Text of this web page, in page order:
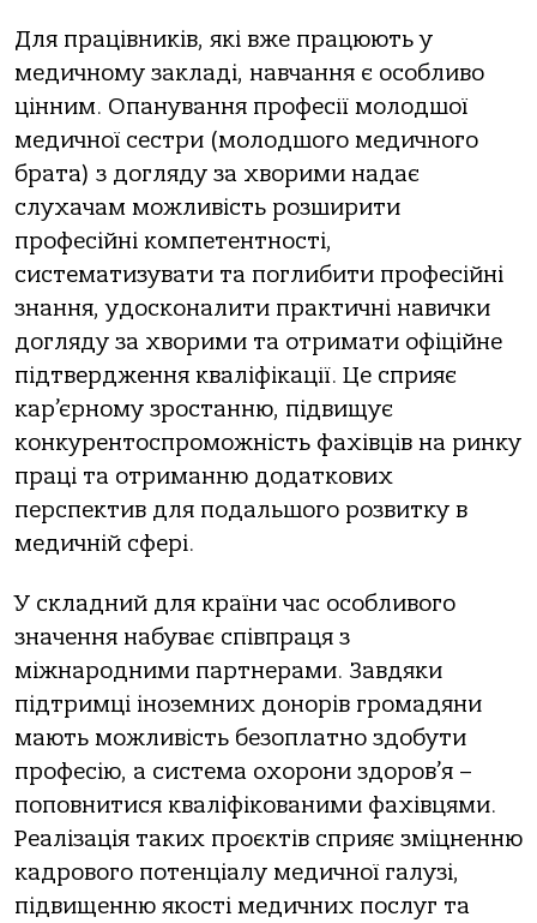
Для працівників, які вже працюють у
медичному закладі, навчання є особливо
цінним. Опанування професії молодшої
медичної сестри (молодшого медичного
брата) з догляду за хворими надає
слухачам можливість розширити
професійні компетентності,
систематизувати та поглибити професійні
знання, удосконалити практичні навички
догляду за хворими та отримати офіційне
підтвердження кваліфікації. Це сприяє
кар’єрному зростанню, підвищує
конкурентоспроможність фахівців на ринку
праці та отриманню додаткових
перспектив для подальшого розвитку в
медичній сфері.
У складний для країни час особливого
значення набуває співпраця з
міжнародними партнерами. Завдяки
підтримці іноземних донорів громадяни
мають можливість безоплатно здобути
професію, а система охорони здоров’я –
поповнитися кваліфікованими фахівцями.
Реалізація таких проєктів сприяє зміцненню
кадрового потенціалу медичної галузі,
підвищенню якості медичних послуг та